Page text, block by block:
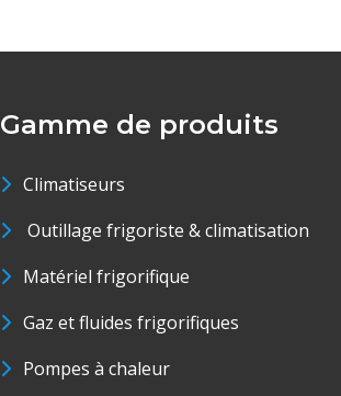
Gamme de produits
Climatiseurs
Outillage frigoriste & climatisation
Matériel frigorifique
Gaz et fluides frigorifiques
Pompes à chaleur